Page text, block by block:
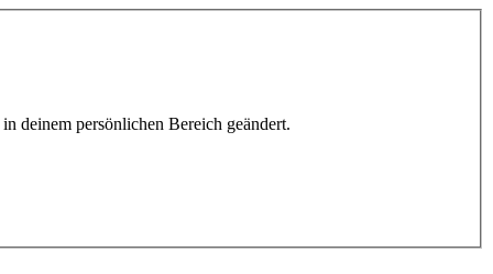
deinem persönlichen Bereich geändert.